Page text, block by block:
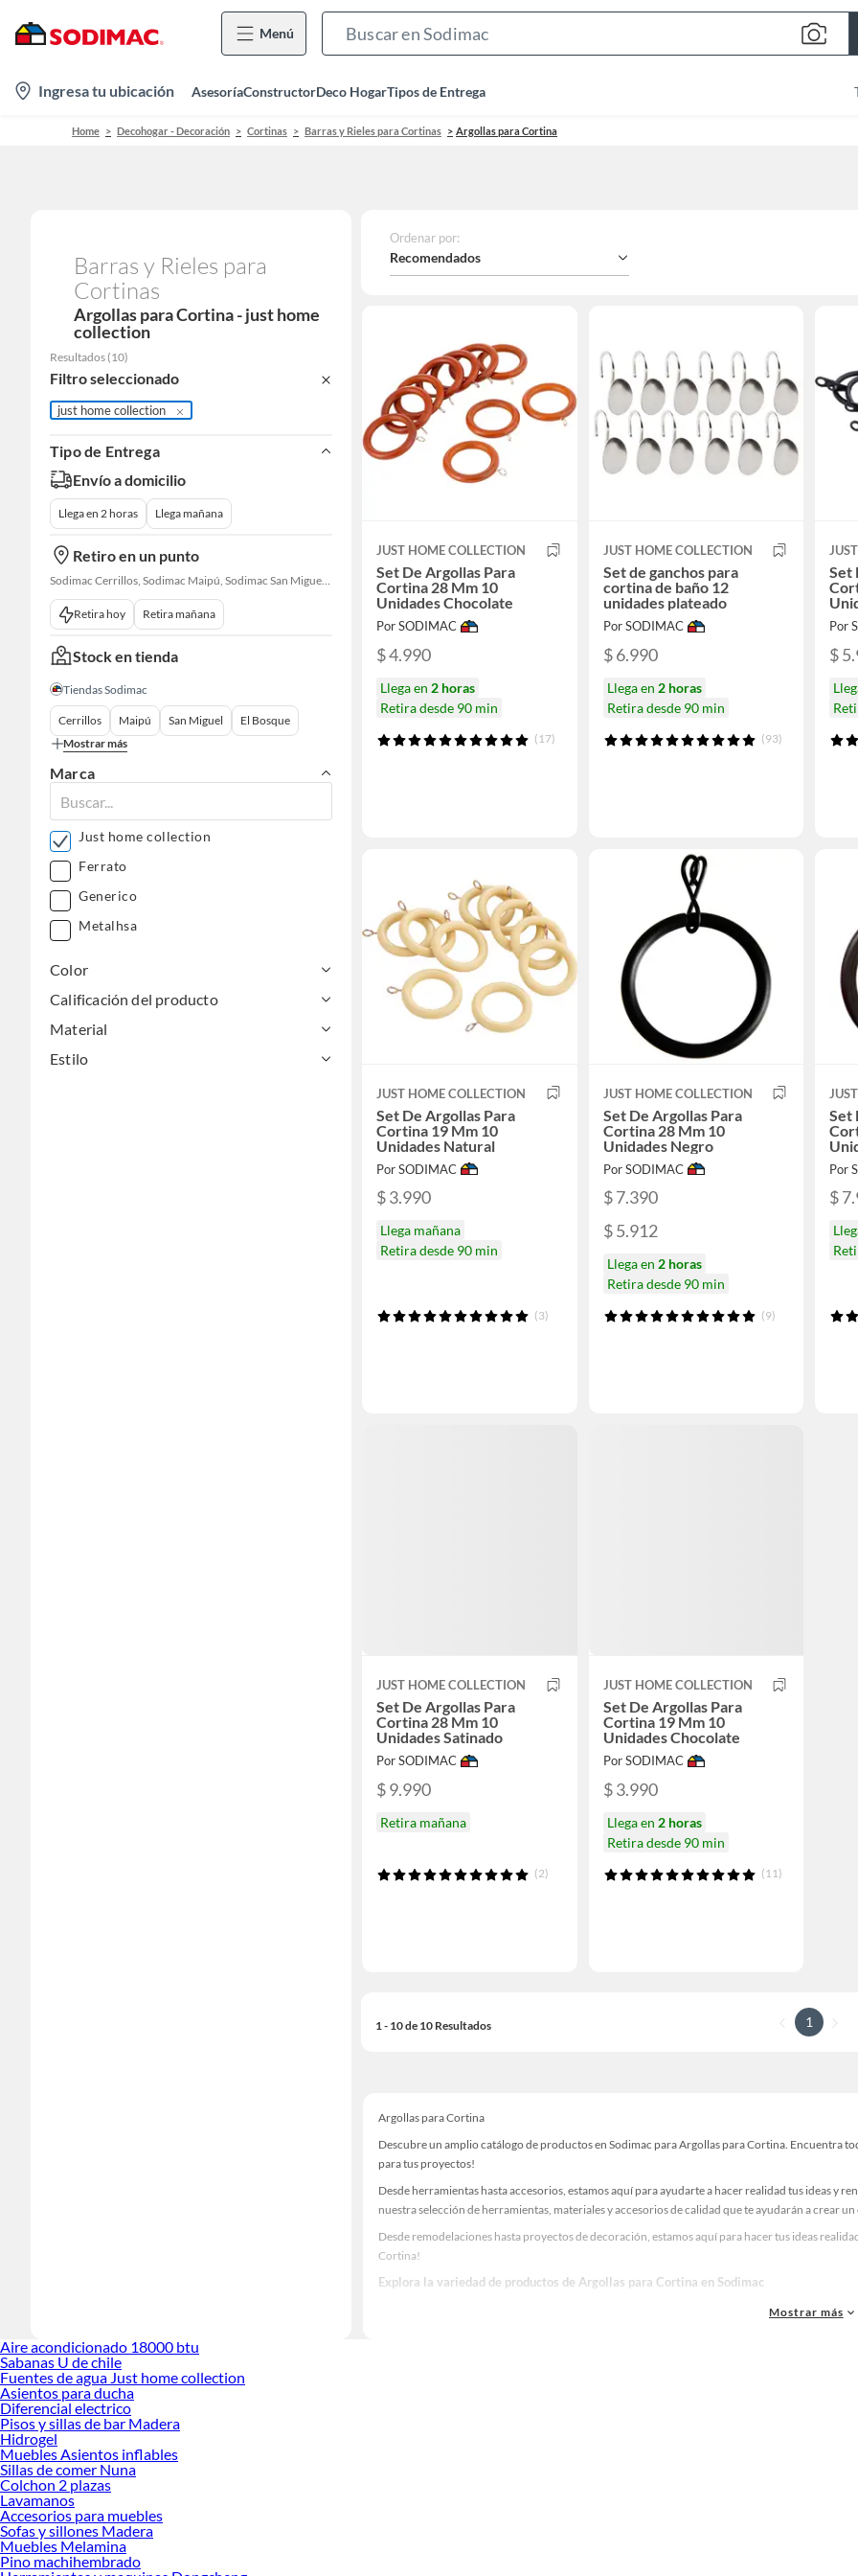
Menú
Bar
location-
icon
Ingresa tu ubicación AsesoríaConstructorDeco HogarTipos de Entrega
Home Decohogar - Decoración Cortinas Barras y Rieles para Cortinas Argollas para Cortina
Barras y Rieles para
Cortinas
Argollas para Cortina - just home
collection
Resultados (10)
Filtro seleccionado
just home collection
Tipo de Entrega
Envío a domicilio
Llega en 2 horas Llega mañana
Retiro en un punto
Sodimac Cerrillos, Sodimac Maipú, Sodimac San Miguel, Sodimac El Bosque, Sodimac San Bernardo, Sodimac Talagante, Sodimac San Fernando
Retira hoy Retira mañana
Stock en tienda
Tiendas Sodimac
Cerrillos Maipú San Miguel
El Bosque
Mostrar más
Marca
Just home collection
Ferrato
Generico
Metalhsa
Color
Calificación del producto
Material
Estilo
Ordenar por:
Recomendados
JUST HOME COLLECTION
Set De Argollas Para
Cortina 28 Mm 10
Unidades Chocolate
Por SODIMAC
$ 4.990
Llega en 2 horas
Retira desde 90 min
(17)
JUST HOME COLLECTION
Set de ganchos para
cortina de baño 12
unidades plateado
Por SODIMAC
$ 6.990
Llega en 2 horas
Retira desde 90 min
(93)
Set
Por
$
JUST HOME COLLECTION
Set De Argollas Para
Cortina 19 Mm 10
Unidades Natural
Por SODIMAC
$ 3.990
Llega mañana
Retira desde 90 min
(3)
JUST HOME COLLECTION
Set De Argollas Para
Cortina 28 Mm 10
Unidades Negro
Por SODIMAC
$ 7.390
$ 5.912
Llega en 2 horas
Retira desde 90 min
(9)
Set
Por
$
JUST HOME COLLECTION
Set De Argollas Para
Cortina 28 Mm 10
Unidades Satinado
Por SODIMAC
$ 9.990
Retira mañana
(2)
JUST HOME COLLECTION
Set De Argollas Para
Cortina 19 Mm 10
Unidades Chocolate
Por SODIMAC
$ 3.990
Llega en 2 horas
Retira desde 90 min
(11)
1 - 10 de 10 Resultados 1
Argollas para Cortina
Descubre un amplio catálogo de productos en Sodimac para Argollas para Cortina. Encuentra
para tus proyectos!
Desde herramientas hasta accesorios, estamos aquí para ayudarte a hacer realidad tus ideas y
nuestra selección de herramientas, materiales y accesorios de calidad que te ayudarán a crear un
Desde remodelaciones hasta proyectos de decoración, estamos aquí para hacer tus ideas
Cortina!
Explora la variedad de productos de Argollas para Cortina en Sodimac
Herramientas, materiales y accesorios de calidad para tus proyectos y renovación de espacios.
Mostrar más
Aire acondicionado 18000 btu
Sabanas U de chile
Fuentes de agua Just home collection
Asientos para ducha
Diferencial electrico
Pisos y sillas de bar Madera
Hidrogel
Muebles Asientos inflables
Sillas de comer Nuna
Colchon 2 plazas
Lavamanos
Accesorios para muebles
Sofas y sillones Madera
Muebles Melamina
Pino machihembrado